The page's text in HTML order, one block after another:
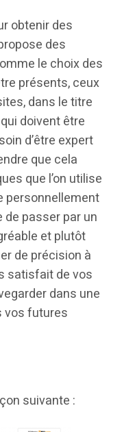
obtenir des
des
le choix des
présents, ceux
dans le titre
doivent être
d’être expert
que cela
que l’on utilise
personnellement
passer par un
et plutôt
de précision à
satisfait de vos
dans une
vos futures
suivante :